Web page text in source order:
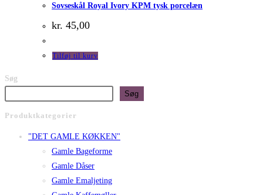
Sovseskål Royal Ivory KPM tysk porcelæn
kr. 45,00
Tilføj til kurv
Søg
Søg
Produktkategorier
"DET GAMLE KØKKEN"
Gamle Bageforme
Gamle Dåser
Gamle Emaljeting